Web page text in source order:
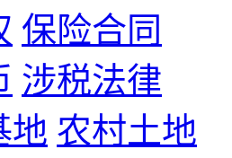
保险合同
涉税法律
地 农村土地